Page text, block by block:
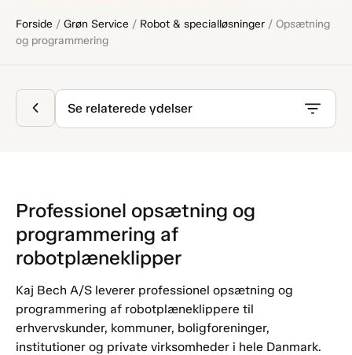
Forside / Grøn Service / Robot & specialløsninger / Opsætning
og programmering
Se relaterede ydelser
Professionel opsætning og
programmering af
robotplæneklipper
Kaj Bech A/S leverer professionel opsætning og
programmering af robotplæneklippere til
erhvervskunder, kommuner, boligforeninger,
institutioner og private virksomheder i hele Danmark.